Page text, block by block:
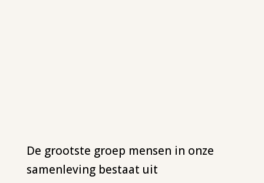
De grootste groep mensen in onze
samenleving bestaat uit